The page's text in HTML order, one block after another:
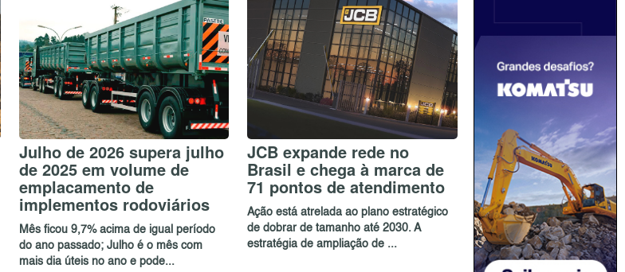
Julho de 2026 supera julho
de 2025 em volume de
emplacamento de
implementos rodoviários
Mês ficou 9,7% acima de igual período
do ano passado; Julho é o mês com
mais dia úteis no ano e pode...
JCB expande rede no
Brasil e chega à marca de
71 pontos de atendimento
Ação está atrelada ao plano estratégico
de dobrar de tamanho até 2030. A
estratégia de ampliação de ...